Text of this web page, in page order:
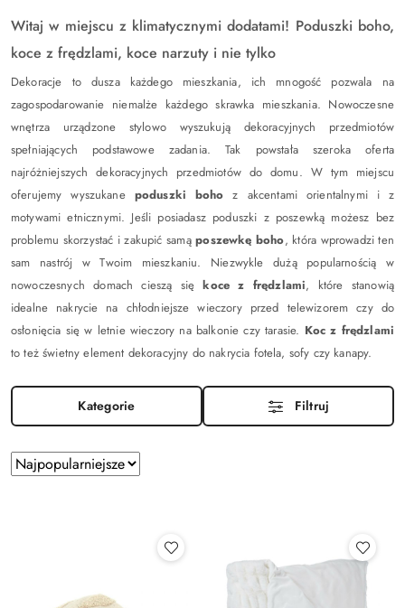
Witaj w miejscu z klimatycznymi dodatami! Poduszki boho,
koce z frędzlami, koce narzuty i nie tylko
Dekoracje to dusza każdego mieszkania, ich mnogość pozwala na
zagospodarowanie niemalże każdego skrawka mieszkania. Nowoczesne
wnętrza urządzone stylowo wyszukują dekoracyjnych przedmiotów
spełniających podstawowe zadania. Tak powstała szeroka oferta
najróżniejszych dekoracyjnych przedmiotów do domu. W tym miejscu
oferujemy wyszukane poduszki boho z akcentami orientalnymi i z
motywami etnicznymi. Jeśli posiadasz poduszki z poszewką możesz bez
problemu skorzystać i zakupić samąposzewkę boho, która wprowadzi ten
sam nastrój w Twoim mieszkaniu. Niezwykle dużą popularnością w
nowoczesnych domach cieszą siękoce z frędzlami, które stanowią
idealne nakrycie na chłodniejsze wieczory przed telewizorem czy do
osłonięcia się w letnie wieczory na balkonie czy tarasie. Koc z frędzlami
to też świetny element dekoracyjny do nakrycia fotela, sofy czy kanapy.
Kategorie Filtruj
Zastosowano
sortowanie:
Sortuj
według